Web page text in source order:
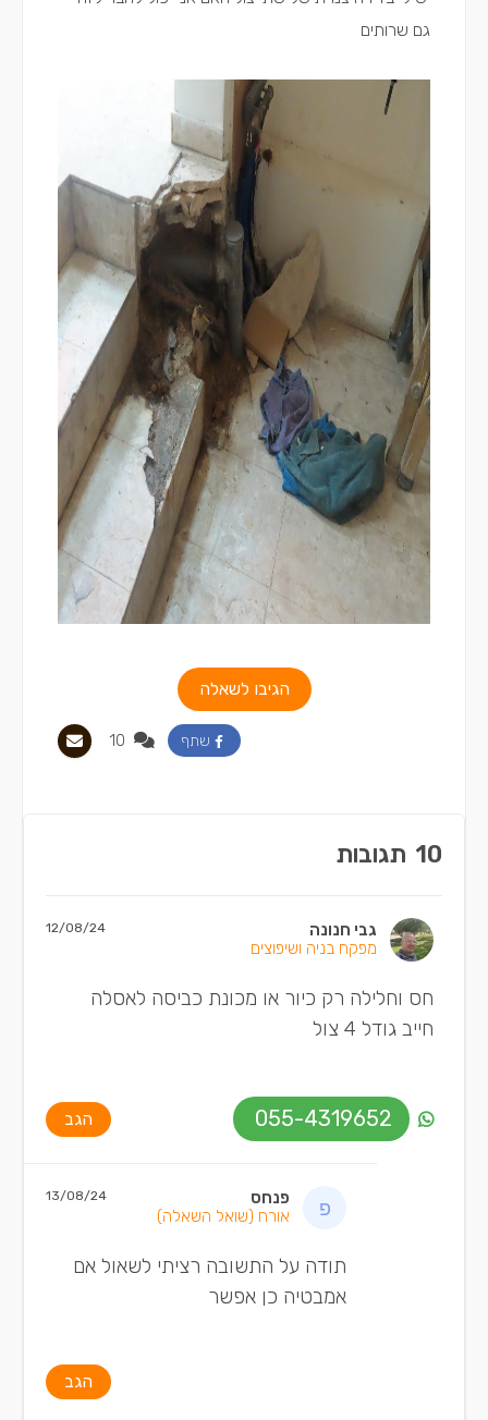
גם שרותים
הגיבו לשאלה
שתף
10 תגובות
גבי חנונה
מפקח בניה ושיפוצים
12/08/24
חס וחלילה רק כיור או מכונת כביסה לאסלה
חייב גודל 4 צול
055-4319652 הגב
פנחס
אורח (שואל השאלה)
13/08/24
תודה על התשובה רציתי לשאול אם
אמבטיה כן אפשר
הגב